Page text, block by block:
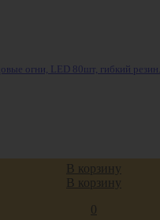
огни, LED 80шт, гибкий
В корзину
В корзину
0